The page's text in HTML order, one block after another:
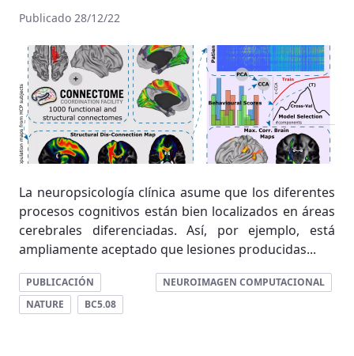
Publicado 28/12/22
La neuropsicología clínica asume que los diferentes
procesos cognitivos están bien localizados en áreas
cerebrales diferenciadas. Así, por ejemplo, está
ampliamente aceptado que lesiones producidas...
PUBLICACIÓN
NEUROIMAGEN COMPUTACIONAL
NATURE
BC5.08